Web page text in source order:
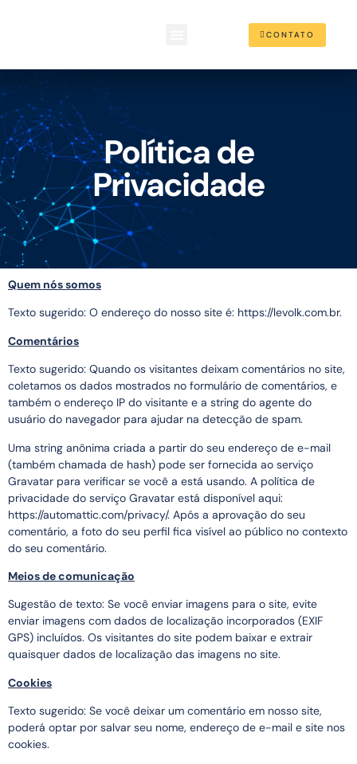
CONTATO
Política de
Privacidade
Quem nós somos
Texto sugerido: O endereço do nosso site é: https://levolk.com.br.
Comentários
Texto sugerido: Quando os visitantes deixam comentários no site,
coletamos os dados mostrados no formulário de comentários, e
também o endereço IP do visitante e a string do agente do
usuário do navegador para ajudar na detecção de spam.
Uma string anônima criada a partir do seu endereço de e-mail
(também chamada de hash) pode ser fornecida ao serviço
Gravatar para verificar se você a está usando. A política de
privacidade do serviço Gravatar está disponível aqui:
https://automattic.com/privacy/. Após a aprovação do seu
comentário, a foto do seu perfil fica visível ao público no contexto
do seu comentário.
Meios de comunicação
Sugestão de texto: Se você enviar imagens para o site, evite
enviar imagens com dados de localização incorporados (EXIF
GPS) incluídos. Os visitantes do site podem baixar e extrair
quaisquer dados de localização das imagens no site.
Cookies
Texto sugerido: Se você deixar um comentário em nosso site,
poderá optar por salvar seu nome, endereço de e-mail e site nos
cookies.